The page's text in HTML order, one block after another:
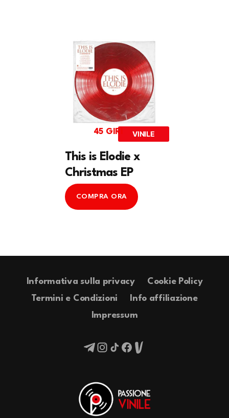
45 GIRI VINILE
This is Elodie x
Christmas EP
COMPRA ORA
Informativa sulla privacy
Cookie Policy
Termini e Condizioni
Info affiliazione
Impressum